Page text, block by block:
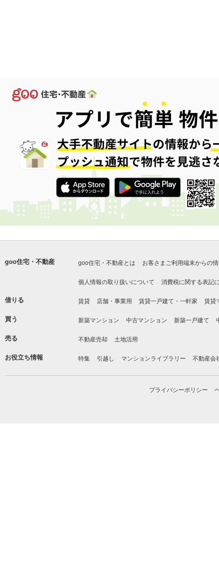
goo住宅・不動産 goo住宅・不動産とは お客さまご利用端末からの
個人情報の取り扱いについて 消費税に関する表記
借りる 賃貸 店舗・事業用 賃貸一戸建て・一軒家 賃貸
買う 新築マンション 中古マンション 新築一戸建て
売る 不動産売却 土地活用
お役立ち情報 特集 引越し マンションライブラリー 不動産会
プライバシーポリシー